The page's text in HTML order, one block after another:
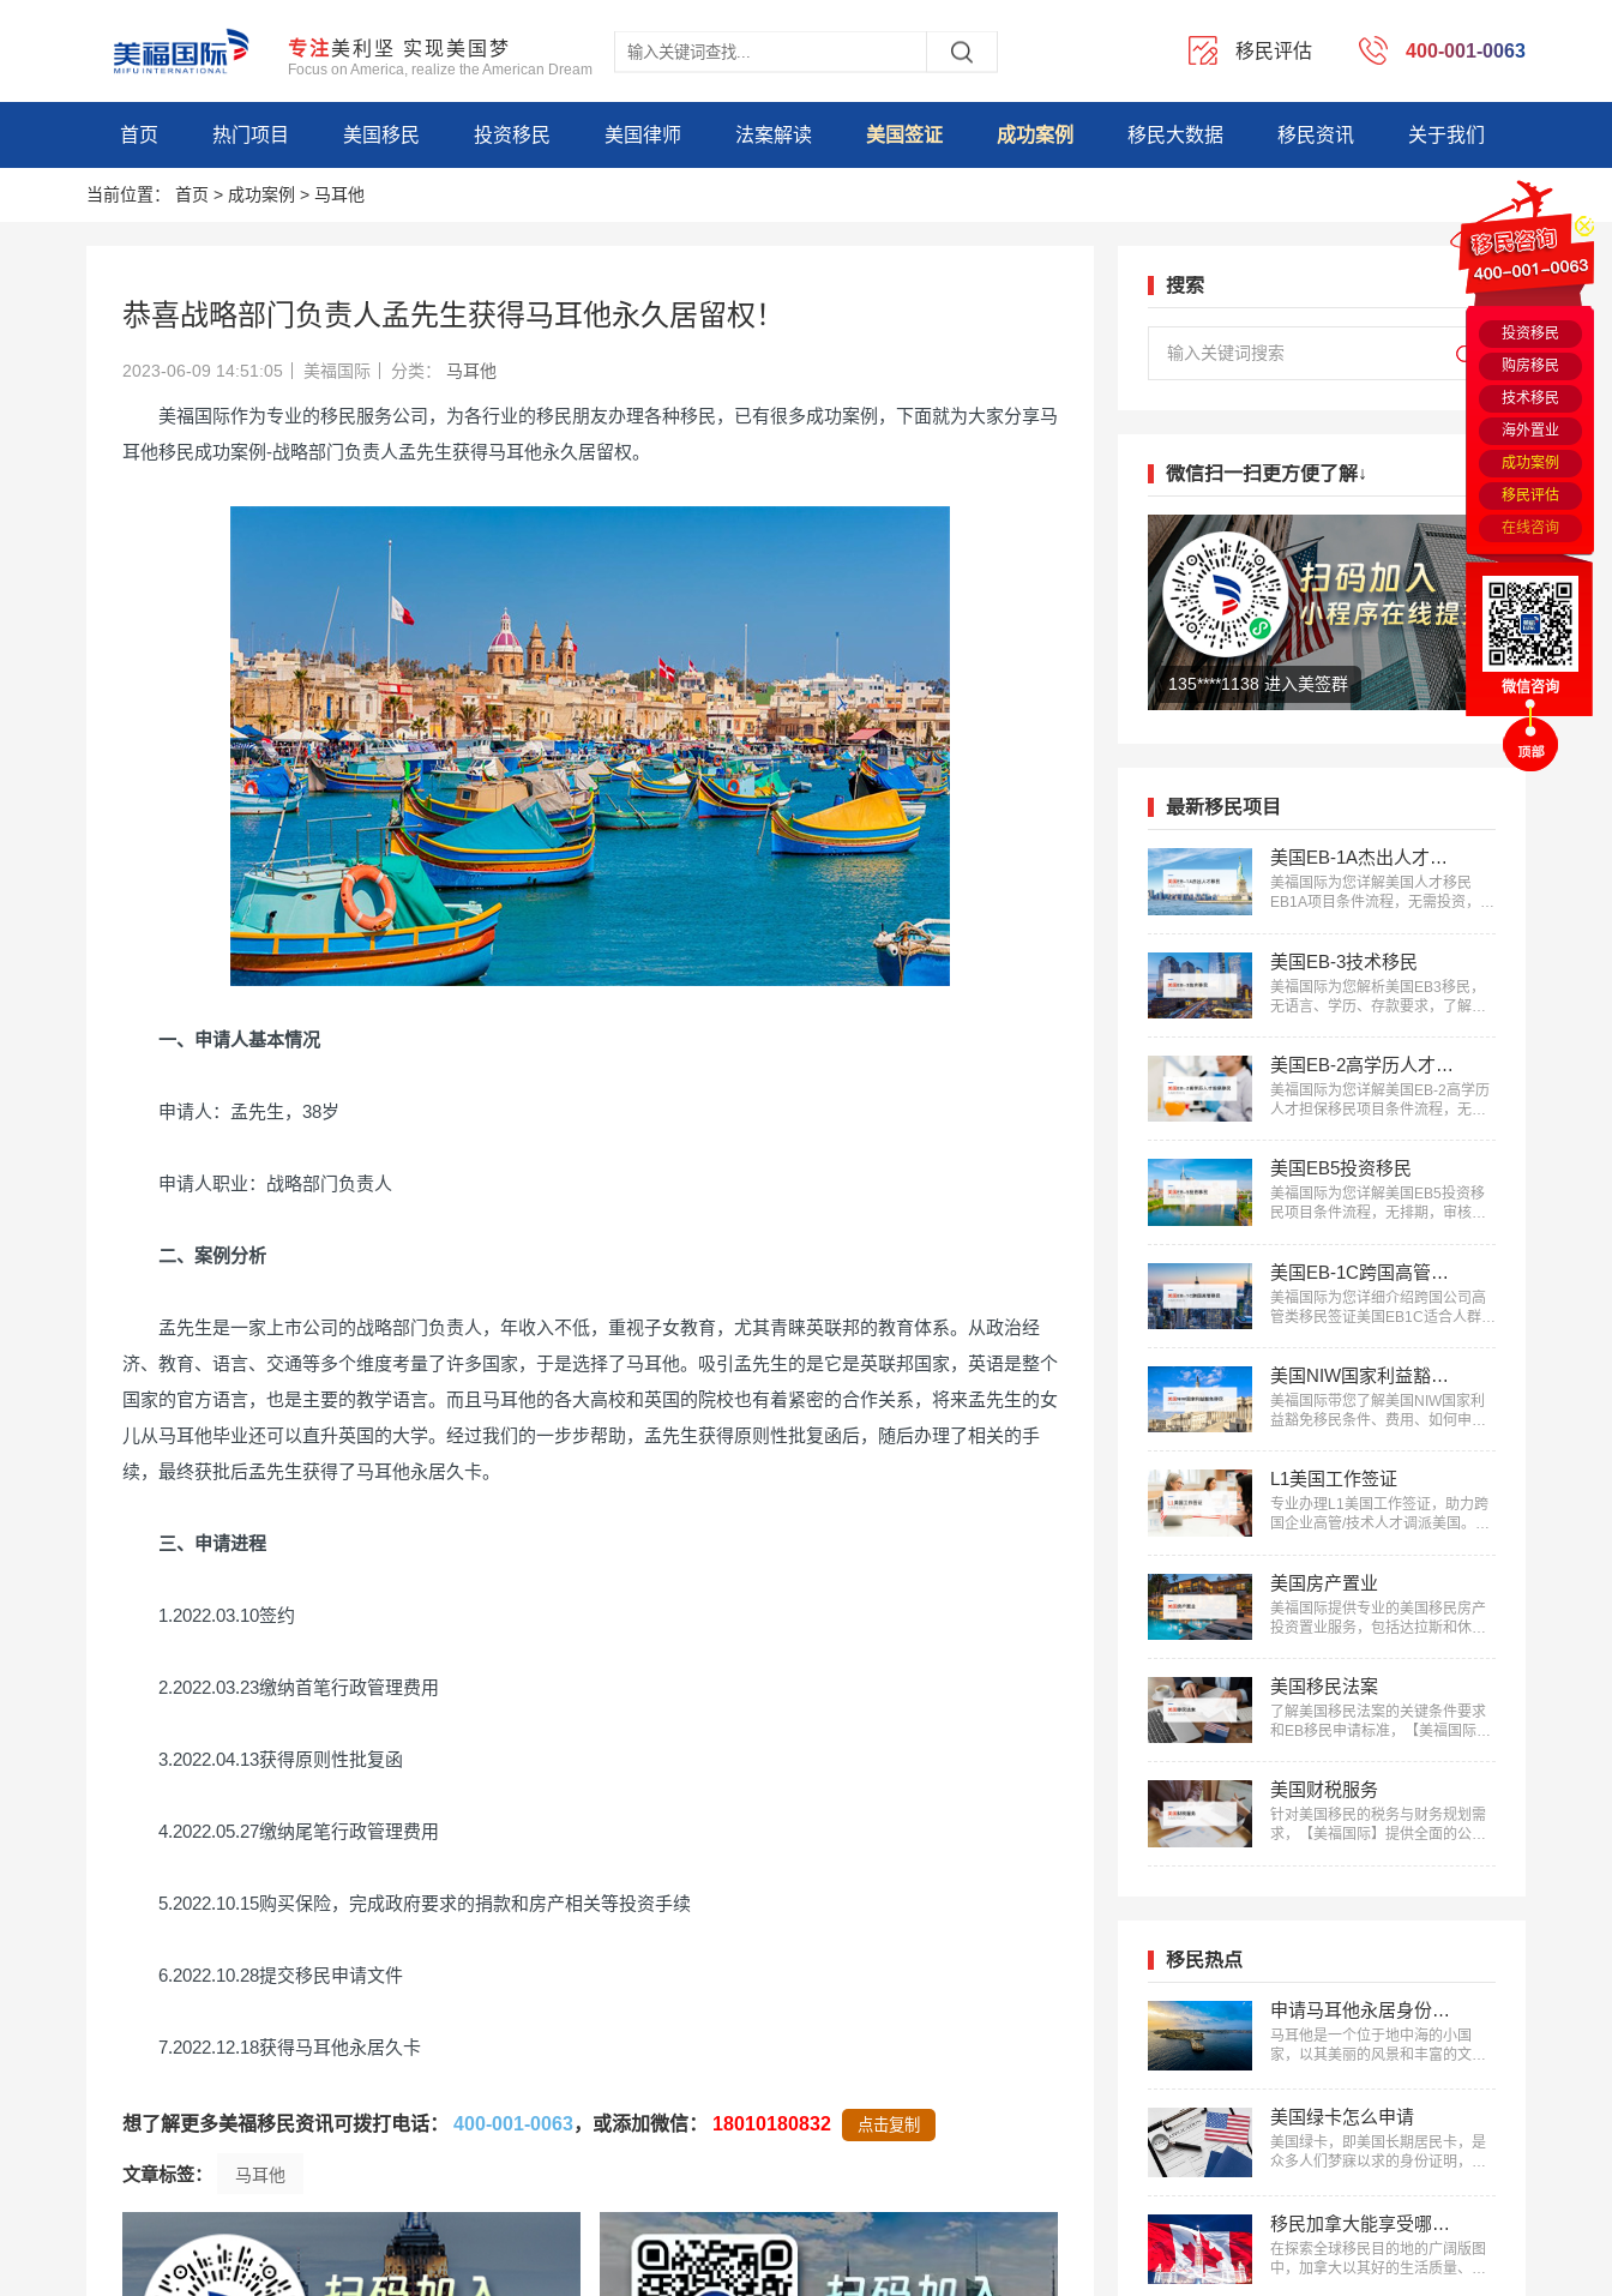
专注美利坚 实现美国梦
Focus on America, realize the American Dream
移民评估 400-001-0063
首页 热门项目 美国移民 投资移民 美国律师 法案解读 美国签证 成功案例 移民大数据 移民资讯 关于我们
当前位置： 首页 > 成功案例 > 马耳他
恭喜战略部门负责人孟先生获得马耳他永久居留权！
2023-06-09 14:51:05 美福国际 分类： 马耳他
美福国际作为专业的移民服务公司，为各行业的移民朋友办理各种移民，已有很多成功案例，下面就为大家分享马
耳他移民成功案例-战略部门负责人孟先生获得马耳他永久居留权。
一、申请人基本情况
申请人：孟先生，38岁
申请人职业：战略部门负责人
二、案例分析
孟先生是一家上市公司的战略部门负责人，年收入不低，重视子女教育，尤其青睐英联邦的教育体系。从政治经
济、教育、语言、交通等多个维度考量了许多国家，于是选择了马耳他。吸引孟先生的是它是英联邦国家，英语是整个
国家的官方语言，也是主要的教学语言。而且马耳他的各大高校和英国的院校也有着紧密的合作关系，将来孟先生的女
儿从马耳他毕业还可以直升英国的大学。经过我们的一步步帮助，孟先生获得原则性批复函后，随后办理了相关的手
续，最终获批后孟先生获得了马耳他永居久卡。
三、申请进程
1.2022.03.10签约
2.2022.03.23缴纳首笔行政管理费用
3.2022.04.13获得原则性批复函
4.2022.05.27缴纳尾笔行政管理费用
5.2022.10.15购买保险，完成政府要求的捐款和房产相关等投资手续
6.2022.10.28提交移民申请文件
7.2022.12.18获得马耳他永居久卡
想了解更多美福移民资讯可拨打电话： 400-001-0063，或添加微信： 18010180832 点击复制
文章标签： 马耳他
搜索
微信扫一扫更方便了解↓
135****1138 进入美签群
最新移民项目
美国EB-1A杰出人才移民
美福国际为您详解美国人才移民
EB1A项目条件流程，无需投资，审
美国EB-3技术移民
美福国际为您解析美国EB3移民，
无语言、学历、存款要求，了解申
美国EB-2高学历人才担保移民
美福国际为您详解美国EB-2高学历
人才担保移民项目条件流程，无需
美国EB5投资移民
美福国际为您详解美国EB5投资移
民项目条件流程，无排期，审核
美国EB-1C跨国高管移民
美福国际为您详细介绍跨国公司高
管类移民签证美国EB1C适合人群、
美国NIW国家利益豁免移民
美福国际带您了解美国NIW国家利
益豁免移民条件、费用、如何申请
L1美国工作签证
专业办理L1美国工作签证，助力跨
国企业高管/技术人才调派美国。美
等。立即咨询：400-001-0063，开
启您的跨国职业之旅！…
美国房产置业
美福国际提供专业的美国移民房产
投资置业服务，包括达拉斯和休斯
产增值：400-001-0063…
美国移民法案
了解美国移民法案的关键条件要求
和EB移民申请标准，【美福国际】
美国财税服务
针对美国移民的税务与财务规划需
求，【美福国际】提供全面的公司
移民热点
申请马耳他永居身份费用清单
马耳他是一个位于地中海的小国
家，以其美丽的风景和丰富的文化
申请马耳他移民，以享受这个国家
的福利和优势。申请马耳他永居身
份需要支付一定的费用，以下是美
福国际整理的申请马耳他永居身份
费用清单。…
美国绿卡怎么申请
美国绿卡，即美国长期居民卡，是
众多人们梦寐以求的身份证明，在
常重要的意义。那么，美国绿卡怎
么申请呢？接下来，美福国际将详
细解读美国绿卡的申请流程和条
件，为你一一解答。…
移民加拿大能享受哪些福利
在探索全球移民目的地的广阔版图
中，加拿大以其好的生活质量、丰
投资移民
购房移民
技术移民
海外置业
成功案例
移民评估
在线咨询
微信咨询